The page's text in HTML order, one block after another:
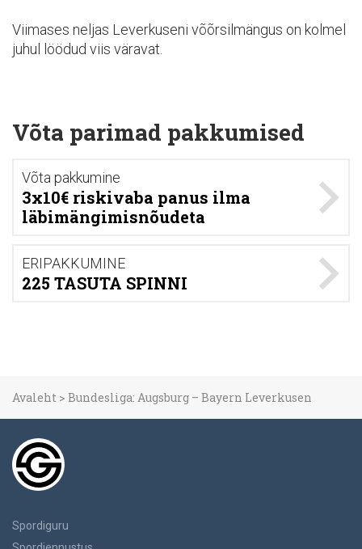
Viimases neljas Leverkuseni võõrsilmängus on kolmel
juhul löödud viis väravat.
Võta parimad pakkumised
Võta pakkumine
3x10€ riskivaba panus ilma
läbimängimisnõudeta
ERIPAKKUMINE
225 TASUTA SPINNI
Avaleht > Bundesliga: Augsburg – Bayern Leverkusen
Spordiguru